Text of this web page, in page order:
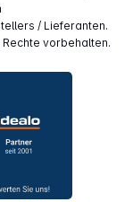
/ Lieferanten.
vorbehalten.